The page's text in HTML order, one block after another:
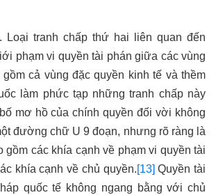
. Loại tranh chấp thứ hai liên quan đến
phạm vi quyền tài phán giữa các vùng
cả vùng đặc quyền kinh tế và thềm
làm phức tạp những tranh chấp này
mơ hồ của chính quyền đối vời không
đường chữ U 9 đoạn, nhưng rõ ràng là
gồm các khía cạnh về phạm vi quyền tài
khía cạnh về chủ quyền.[13] Quyền tài
quốc tế không ngang bằng với chủ